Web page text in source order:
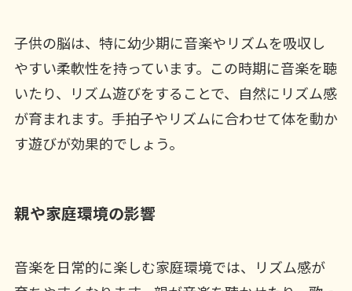
子供の脳は、特に幼少期に音楽やリズムを吸収し
やすい柔軟性を持っています。この時期に音楽を聴
いたり、リズム遊びをすることで、自然にリズム感
が育まれます。手拍子やリズムに合わせて体を動か
す遊びが効果的でしょう。
親や家庭環境の影響
音楽を日常的に楽しむ家庭環境では、リズム感が